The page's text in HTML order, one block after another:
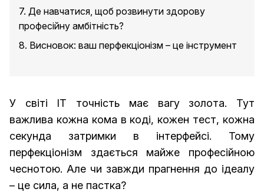
7. Де навчатися, щоб розвинути здорову
професійну амбітність?
8. Висновок: ваш перфекціонізм – це інструмент
У світі ІТ точність має вагу золота. Тут
важлива кожна кома в коді, кожен тест, кожна
секунда затримки в інтерфейсі. Тому
перфекціонізм здається майже професійною
чеснотою. Але чи завжди прагнення до ідеалу
– це сила, а не пастка?